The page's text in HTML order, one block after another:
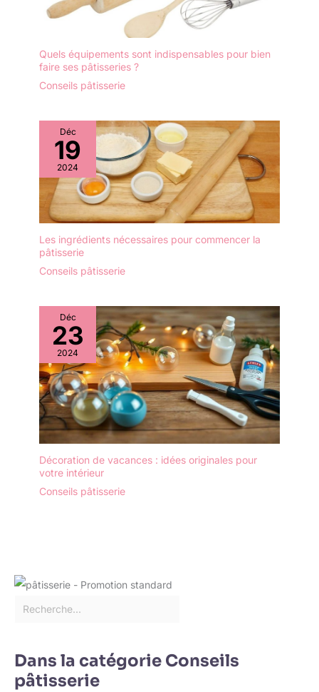
Quels équipements sont indispensables pour bien
faire ses pâtisseries ?
Conseils pâtisserie
Déc
19
2024
Les ingrédients nécessaires pour commencer la
pâtisserie
Conseils pâtisserie
Déc
23
2024
Décoration de vacances : idées originales pour
votre intérieur
Conseils pâtisserie
Dans la catégorie Conseils
pâtisserie